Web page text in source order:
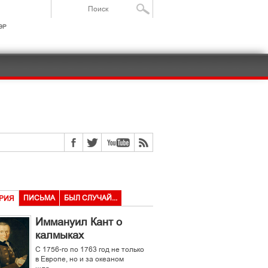
ПИСЬМА БЫЛ СЛУЧАЙ...
Иммануил Кант о
калмыках
С 1756-го по 1763 год не только
в Европе, но и за океаном